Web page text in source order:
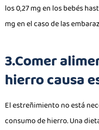
los 0,27 mg en los bebés
mg en el caso de las
3.Comer
hierro causa
El estreñimiento no está
consumo de hierro. Una